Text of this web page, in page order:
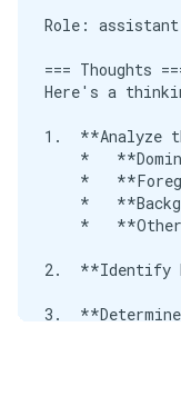
Role: assistant
=== Thoughts
Here's a
1.  **Analyze
*
*
*
*
2.  **Identify
3.
*